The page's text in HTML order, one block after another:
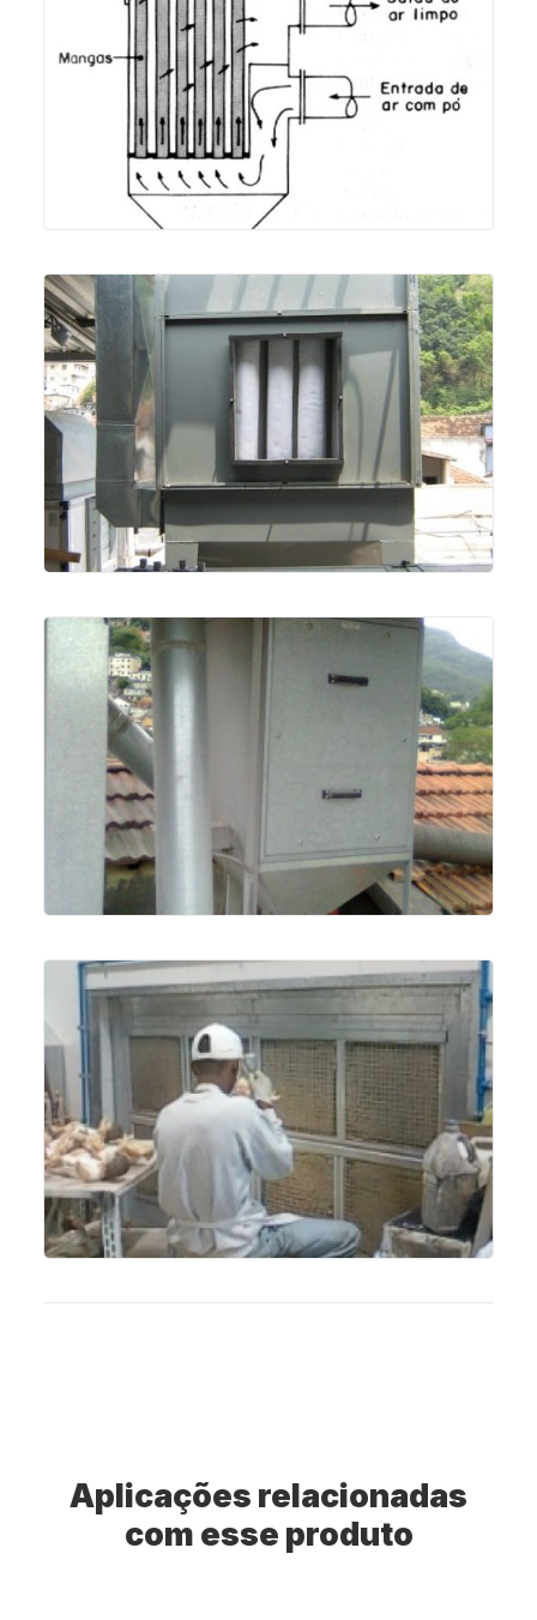
Aplicações relacionadas
com esse produto